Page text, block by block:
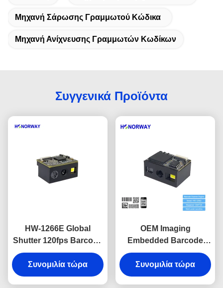
Μηχανή Σάρωσης Γραμμωτού Κώδικα
Μηχανή Ανίχνευσης Γραμμωτών Κωδίκων
Συγγενικά Προϊόντα
HW-1266E Global
Shutter 120fps Barcode
Scanner Engine with
Anti-Glare Solution for
Sunlight Readable
Συνομιλία τώρα
OEM Imaging
Embedded Barcode
Scanner Engine QR
Barcode Scan Engine
Αντί λάμψης
Συνομιλία τώρα